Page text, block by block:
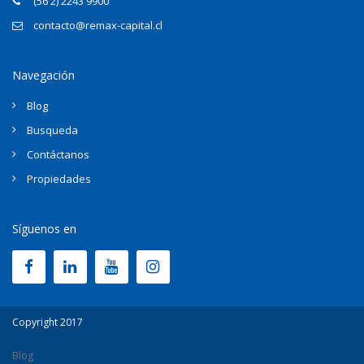
contacto@remax-capital.cl
Navegación
Blog
Busqueda
Contáctanos
Propiedades
Síguenos en
Copyright 2017
Blog